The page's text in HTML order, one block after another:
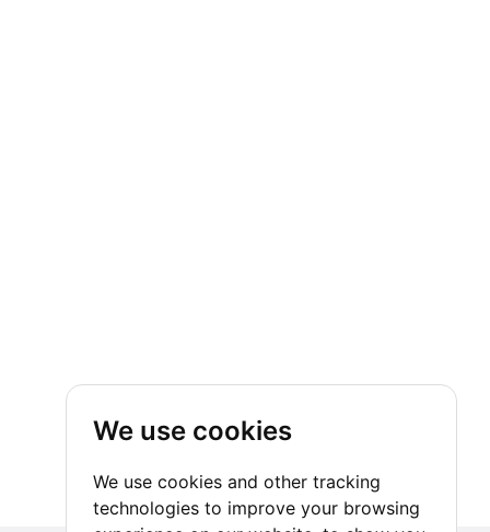
We use cookies
We use cookies and other tracking
technologies to improve your browsing